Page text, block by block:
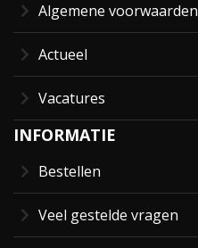
Algemene voorwaarden
Actueel
Vacatures
INFORMATIE
Bestellen
Veel gestelde vragen